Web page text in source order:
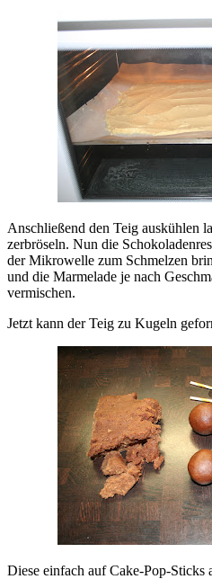
Anschließend den Teig auskühlen
zerbröseln. Nun die
der Mikrowelle zum Schmelzen
und die Marmelade je nach
vermischen.
Jetzt kann der Teig zu Kugeln
Diese einfach auf Cake-Pop-Sticks